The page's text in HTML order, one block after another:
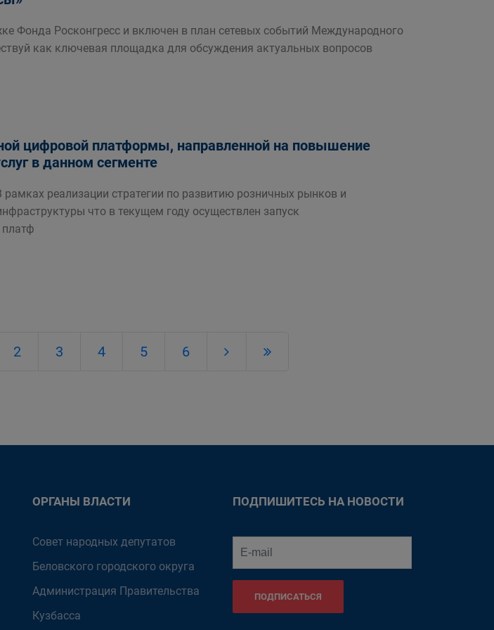
Фонда Росконгресс и включен в план сетевых событий Международного
как ключевая площадка для обсуждения актуальных вопросов
цифровой платформы, направленной на повышение
в данном сегменте
реализации стратегии по развитию розничных рынков и
что в текущем году осуществлен запуск
2 3 4 5 6
ОРГАНЫ ВЛАСТИ
Совет народных депутатов
Беловского городского округа
Администрация Правительства
Кузбасса
ПОДПИШИТЕСЬ НА НОВОСТИ
ПОДПИСАТЬСЯ